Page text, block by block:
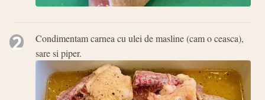
2
Condimentam carnea cu ulei de masline (cam o ceasca),
sare si piper.